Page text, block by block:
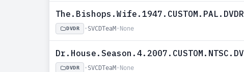
DVDR • SVCDTeaM • None
DVDR • SVCDTeaM • None